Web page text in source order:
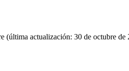
(última actualización: 30 de octubre de